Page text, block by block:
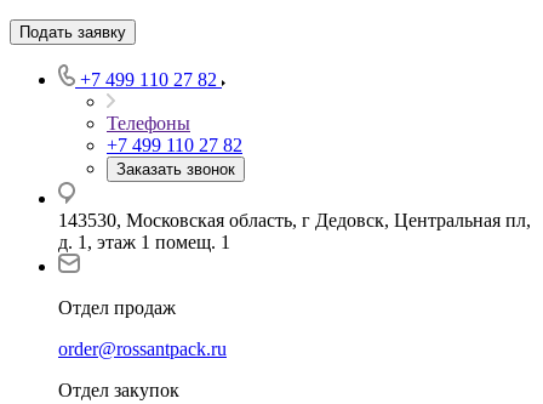
Подать заявку
+7 499 110 27 82
Телефоны
+7 499 110 27 82
Заказать звонок
143530, Московская область, г Дедовск, Центральная пл,
д. 1, этаж 1 помещ. 1
Отдел продаж
order@rossantpack.ru
Отдел закупок